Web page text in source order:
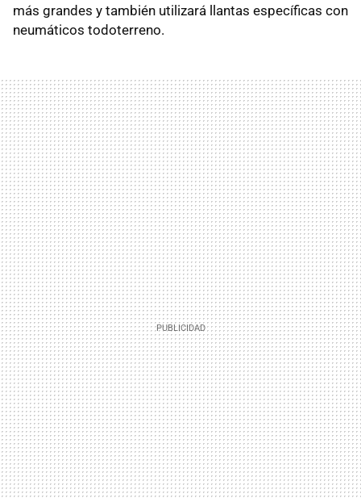
más grandes y también utilizará llantas específicas con
neumáticos todoterreno.